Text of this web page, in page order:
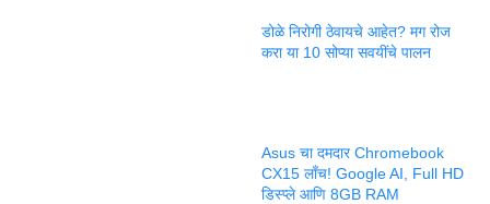
डोळे निरोगी ठेवायचे आहेत? मग रोज
करा या 10 सोप्या सवयींचे पालन
Asus चा दमदार Chromebook
CX15 लाँच! Google AI, Full HD
डिस्प्ले आणि 8GB RAM